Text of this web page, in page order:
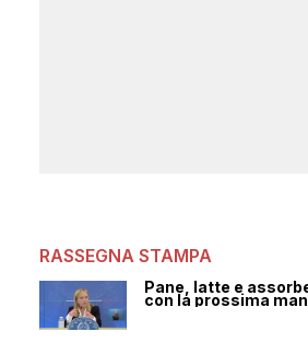
RASSEGNA STAMPA
Pane, latte e
con la prossima